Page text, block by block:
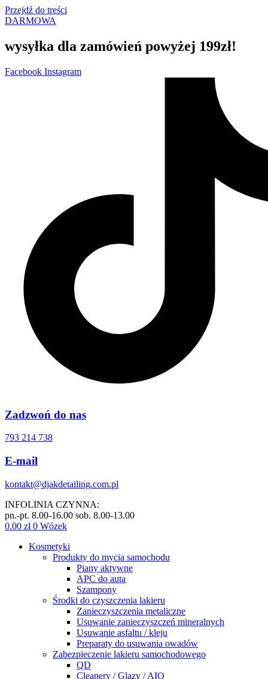
Przejdź do treści
DARMOWA
wysyłka dla zamówień powyżej 199zł!
Facebook Instagram
Zadzwoń do nas
793 214 738
E-mail
kontakt@djakdetailing.com.pl
INFOLINIA CZYNNA:
pn.-pt. 8.00-16.00 sob. 8.00-13.00
0.00 zł 0 Wózek
Kosmetyki
Produkty do mycia samochodu
Piany aktywne
APC do auta
Szampony
Środki do czyszczenia lakieru
Zanieczyszczenia metaliczne
Usuwanie zanieczyszczeń mineralnych
Usuwanie asfaltu / kleju
Preparaty do usuwania owadów
Zabezpieczenie lakieru samochodowego
QD
Cleanery / Glazy / AIO